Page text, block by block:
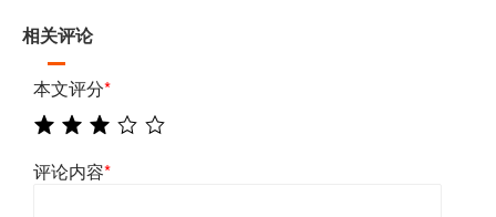
相关评论
本文评分*
评论内容*